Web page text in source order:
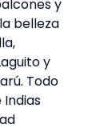
y
belleza
y
Todo